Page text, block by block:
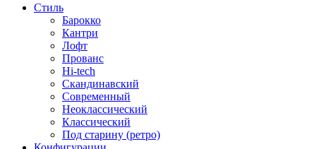
Стиль
Барокко
Кантри
Лофт
Прованс
Hi-tech
Скандинавский
Современный
Неоклассический
Классический
Под старину (ретро)